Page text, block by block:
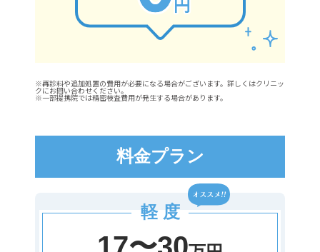
※再診料や追加処置の費用が必要になる場合がございます。詳しくはクリニッ
クにお問い合わせください。
※一部提携院では精密検査費用が発生する場合があります。
料金プラン
軽 度